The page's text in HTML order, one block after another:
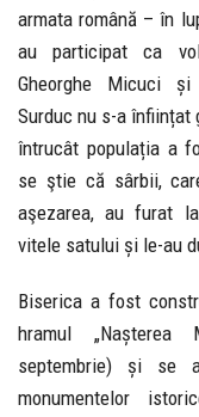
armata română – în
au participat ca
Gheorghe Micuci
Surduc nu s-a înființat
întrucât populația a
se ştie că sârbii,
aşezarea, au furat
vitele satului și le-au
Biserica a fost
hramul „Nașterea
septembrie) și se
monumentelor